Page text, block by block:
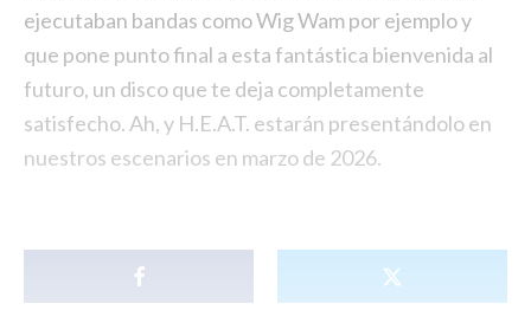
ejecutaban bandas como Wig Wam por ejemplo y
que pone punto final a esta fantástica bienvenida al
futuro, un disco que te deja completamente
satisfecho. Ah, y H.E.A.T. estarán presentándolo en
nuestros escenarios en marzo de 2026.